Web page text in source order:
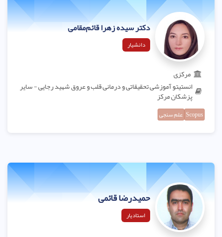
دکتر سیده زهرا قائم‌مقامی
دانشیار
مرکزی
انستیتو آموزشی تحقیقاتی و درمانی قلب و عروق شهید رجایی - سایر
پزشکان مرکز
Scopus علم سنجی
حمیدرضا قائمی
استادیار